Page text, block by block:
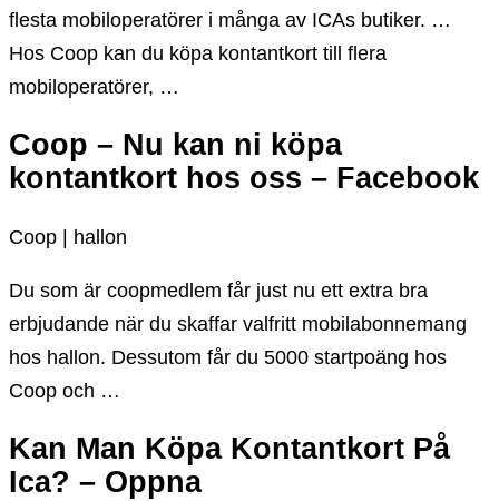
flesta mobiloperatörer i många av ICAs butiker. …
Hos Coop kan du köpa kontantkort till flera
mobiloperatörer, …
Coop – Nu kan ni köpa
kontantkort hos oss – Facebook
Coop | hallon
Du som är coopmedlem får just nu ett extra bra
erbjudande när du skaffar valfritt mobilabonnemang
hos hallon. Dessutom får du 5000 startpoäng hos
Coop och …
Kan Man Köpa Kontantkort På
Ica? – Oppna